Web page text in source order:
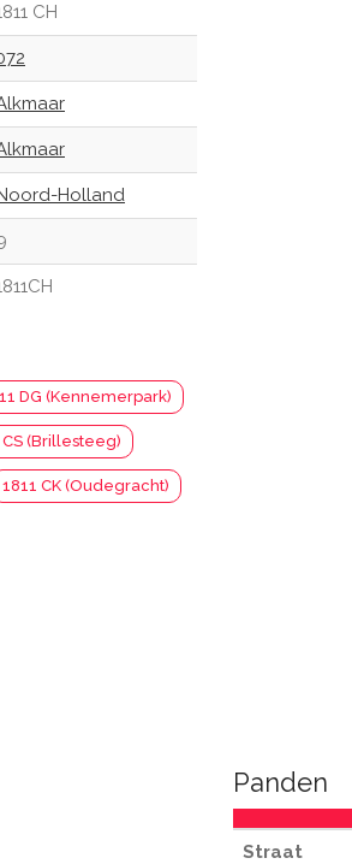
CH
Holland
DG (Kennemerpark)
CS (Brillesteeg)
1811 CK (Oudegracht)
Panden
Straat